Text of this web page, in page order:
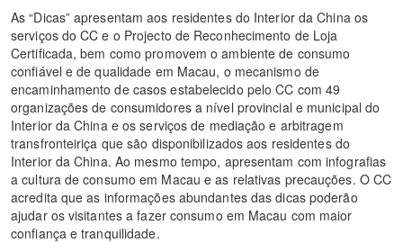
As “Dicas” apresentam aos residentes do Interior da China os
serviços do CC e o Projecto de Reconhecimento de Loja
Certificada, bem como promovem o ambiente de consumo
confiável e de qualidade em Macau, o mecanismo de
encaminhamento de casos estabelecido pelo CC com 49
organizações de consumidores a nível provincial e municipal do
Interior da China e os serviços de mediação e arbitragem
transfronteiriça que são disponibilizados aos residentes do
Interior da China. Ao mesmo tempo, apresentam com infografias
a cultura de consumo em Macau e as relativas precauções. O CC
acredita que as informações abundantes das dicas poderão
ajudar os visitantes a fazer consumo em Macau com maior
confiança e tranquilidade.